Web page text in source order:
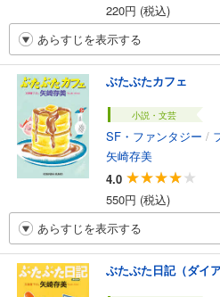
220円 (税込)
あらすじを表示する
ぶたぶたカフェ
小説・文芸
SF・ファンタジー /
矢崎存美
4.0
550円 (税込)
あらすじを表示する
ぶたぶた日記（ダイア